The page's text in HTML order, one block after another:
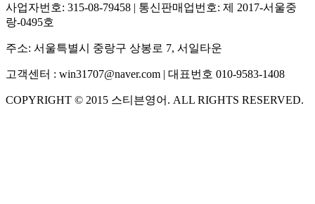
사업자번호: 315-08-79458 | 통신판매업번호: 제 2017-서울중
랑-0495호
주소: 서울특별시 중랑구 상봉로 7, 서일타운
고객센터 : win31707@naver.com | 대표번호 010-9583-1408
COPYRIGHT © 2015 스티븐영어 . ALL RIGHTS RESERVED.